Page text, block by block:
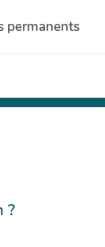
permanents
?